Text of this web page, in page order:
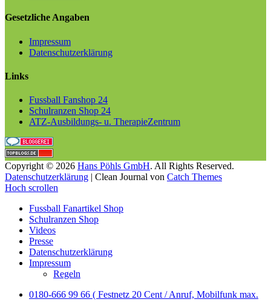
Gesetzliche Angaben
Impressum
Datenschutzerklärung
Links
Fussball Fanshop 24
Schulranzen Shop 24
ATZ-Ausbildungs- u. TherapieZentrum
Copyright © 2026 Hans Pöhls GmbH. All Rights Reserved.
Datenschutzerklärung | Clean Journal von Catch Themes
Hoch scrollen
Fussball Fanartikel Shop
Schulranzen Shop
Videos
Presse
Datenschutzerklärung
Impressum
Regeln
0180-666 99 66 ( Festnetz 20 Cent / Anruf, Mobilfunk max.